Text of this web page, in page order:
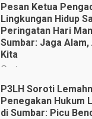
Pesan Ketua
Lingkungan Hidup
Peringatan Hari
Sumbar: Jaga Alam,
Kita
Juli 28, 2026
P3LH Soroti
Penegakan Hukum
di Sumbar: Picu